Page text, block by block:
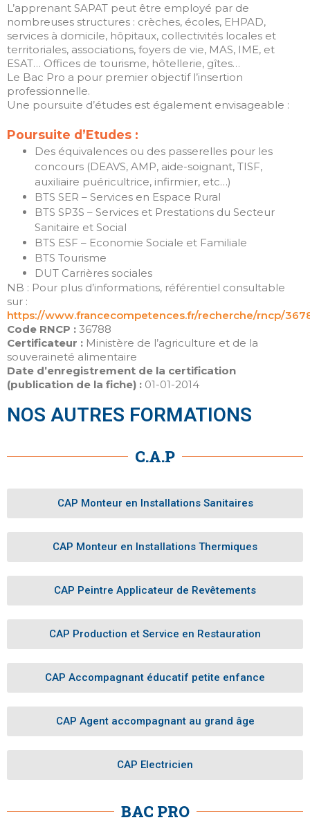
ANIMER
EDUQUER
Connexion
Flux des commentaires
L’apprenant SAPAT peut être employé par de
nombreuses structures : crèches, écoles, EHPAD,
services à domicile, hôpitaux, collectivités locales et
territoriales, associations, foyers de vie, MAS, IME, et
ESAT… Offices de tourisme, hôtellerie, gîtes…
Le Bac Pro a pour premier objectif l’insertion
professionnelle.
Une poursuite d’études est également envisageable :
Poursuite d’Etudes :
Des équivalences ou des passerelles pour les
concours (DEAVS, AMP, aide-soignant, TISF,
auxiliaire puéricultrice, infirmier, etc…)
BTS SER – Services en Espace Rural
BTS SP3S – Services et Prestations du Secteur
Sanitaire et Social
BTS ESF – Economie Sociale et Familiale
BTS Tourisme
DUT Carrières sociales
NB : Pour plus d’informations, référentiel consultable
sur :
https://www.francecompetences.fr/recherche/rncp/
Code RNCP : 36788
Certificateur : Ministère de l’agriculture et de la
souveraineté alimentaire
Date d’enregistrement de la certification
(publication de la fiche) : 01-01-2014
NOS AUTRES FORMATIONS
C.A.P
CAP Monteur en Installations Sanitaires
CAP Monteur en Installations Thermiques
CAP Peintre Applicateur de Revêtements
CAP Production et Service en Restauration
CAP Accompagnant éducatif petite enfance
CAP Agent accompagnant au grand âge
CAP Electricien
BAC PRO